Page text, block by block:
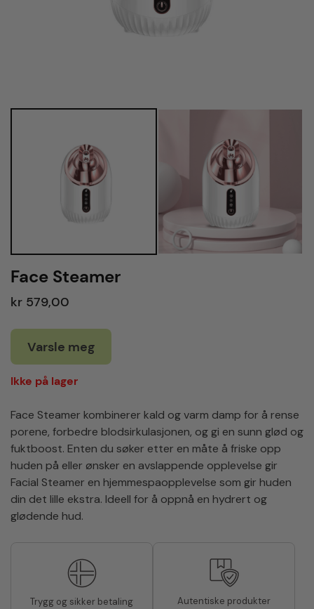
Face Steamer
kr 579,00
Varsle meg
Ikke på lager
Face Steamer kombinerer kald og varm damp for å rense
porene, forbedre blodsirkulasjonen, og gi en sunn glød og
fuktboost. Enten du søker etter en måte å friske opp
huden på eller ønsker en avslappende opplevelse gir
Facial Steamer en hjemmespaopplevelse som gir huden
din det lille ekstra. Ideell for å oppnå en hydrert og
glødende hud.
Trygg og sikker betaling Autentiske produkter